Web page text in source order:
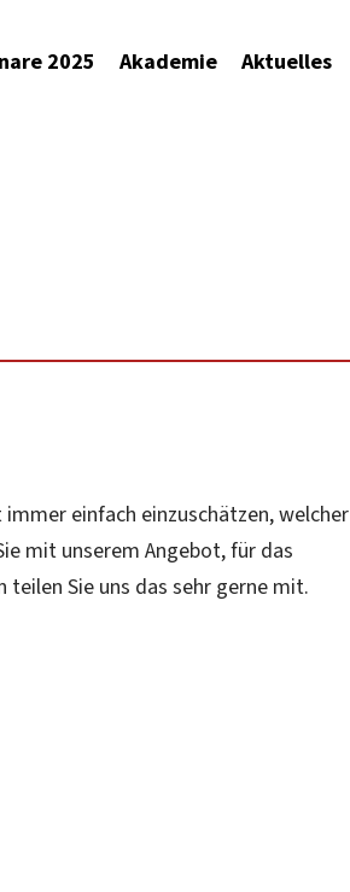
2025 Akademie Aktuelles
einfach einzuschätzen, welcher
mit unserem Angebot, für das
teilen Sie uns das sehr gerne mit.